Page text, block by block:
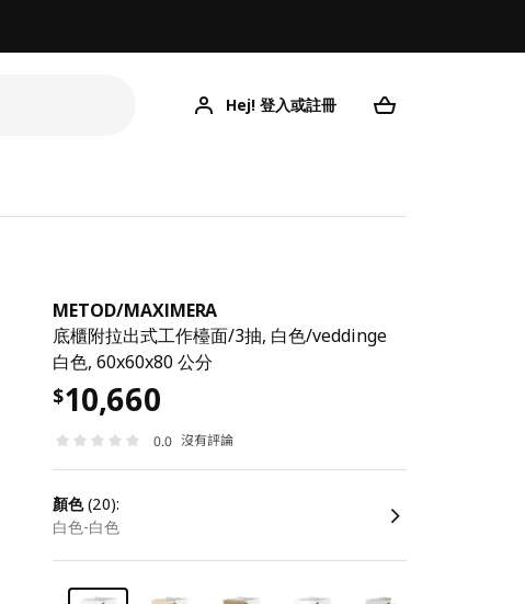
Hej! 登入或註冊
METOD/MAXIMERA
底櫃附拉出式工作檯面/3抽, 白色/veddinge
白色, 60x60x80 公分
$10,660
0.0 沒有評論
顏色(20):
白色-白色